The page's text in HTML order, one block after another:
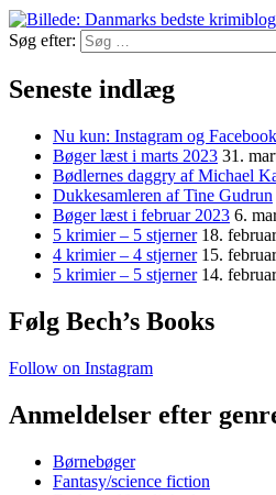
Søg efter:
Seneste indlæg
Nu kun: Instagram og Facebook
Bøger læst i marts 2023 31.
Bødlernes daggry af Michael
Dukkesamleren af Tine Gudrun
Bøger læst i februar 2023 6.
5 krimier – 5 stjerner 18.
4 krimier – 4 stjerner 15.
5 krimier – 5 stjerner 14.
Følg Bech’s Books
Follow on Instagram
Anmeldelser efter
Børnebøger
Fantasy/science fiction